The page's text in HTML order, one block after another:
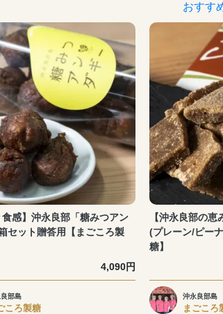
おすす
食感】沖永良部「糖みつアン
セット贈答用【まごころ製
4,090円
部島
ころ製糖
【沖永良部の
(プレーン/ピー
糖】
沖永良部島
まごころ